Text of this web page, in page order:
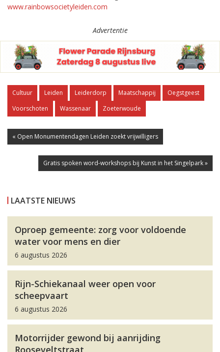
www.rainbowsocietyleiden.com
Advertentie
Cultuur Leiden Leiderdorp Maatschappij
Oegstgeest
Voorschoten
Wassenaar Zoeterwoude
« Open Monumentendagen Leiden zoekt vrijwilligers
Gratis spoken word-workshops bij Kunst in het Singelpark »
LAATSTE NIEUWS
Oproep gemeente: zorg voor voldoende
water voor mens en dier
6 augustus 2026
Rijn-Schiekanaal weer open voor
scheepvaart
6 augustus 2026
Motorrijder gewond bij aanrijding